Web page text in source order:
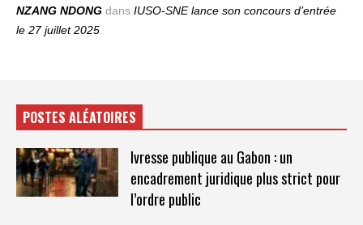
NZANG NDONG dans IUSO‑SNE lance son concours d’entrée
le 27 juillet 2025
POSTES ALÉATOIRES
Ivresse publique au Gabon : un
encadrement juridique plus strict pour
l’ordre public